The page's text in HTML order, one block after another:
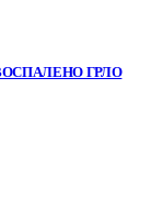
ГРЛО